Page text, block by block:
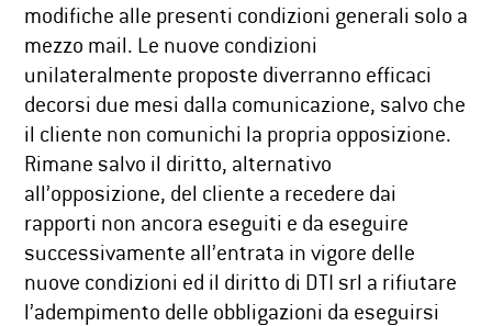
modifiche alle presenti condizioni generali solo a
mezzo mail. Le nuove condizioni
unilateralmente proposte diverranno efficaci
decorsi due mesi dalla comunicazione, salvo che
il cliente non comunichi la propria opposizione.
Rimane salvo il diritto, alternativo
all’opposizione, del cliente a recedere dai
rapporti non ancora eseguiti e da eseguire
successivamente all’entrata in vigore delle
nuove condizioni ed il diritto di DTI srl a rifiutare
l’adempimento delle obbligazioni da eseguirsi